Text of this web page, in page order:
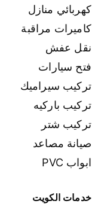
كهربائي منازل
كاميرات مراقبة
نقل عفش
فتح سيارات
تركيب سيراميك
تركيب باركيه
تركيب شتر
صيانة مصاعد
ابواب PVC
خدمات الكويت